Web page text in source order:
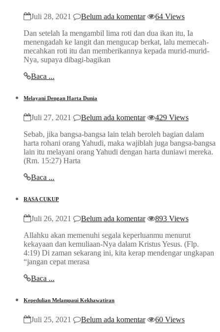
Juli 28, 2021 Belum ada komentar
64 Views
Dan setelah Ia mengambil lima roti dan dua ikan itu, Ia
menengadah ke langit dan mengucap berkat, lalu memecah-
mecahkan roti itu dan memberikannya kepada murid-murid-
Nya, supaya dibagi-bagikan
Baca ...
Melayani Dengan Harta Dunia
Juli 27, 2021 Belum ada komentar
429 Views
Sebab, jika bangsa-bangsa lain telah beroleh bagian dalam
harta rohani orang Yahudi, maka wajiblah juga bangsa-bangsa
lain itu melayani orang Yahudi dengan harta duniawi mereka.
(Rm. 15:27) Harta
Baca ...
RASA CUKUP
Juli 26, 2021 Belum ada komentar
893 Views
Allahku akan memenuhi segala keperluanmu menurut
kekayaan dan kemuliaan-Nya dalam Kristus Yesus. (Flp.
4:19) Di zaman sekarang ini, kita kerap mendengar ungkapan
“jangan cepat merasa
Baca ...
Kepedulian Melampaui Kekhawatiran
Juli 25, 2021 Belum ada komentar
60 Views